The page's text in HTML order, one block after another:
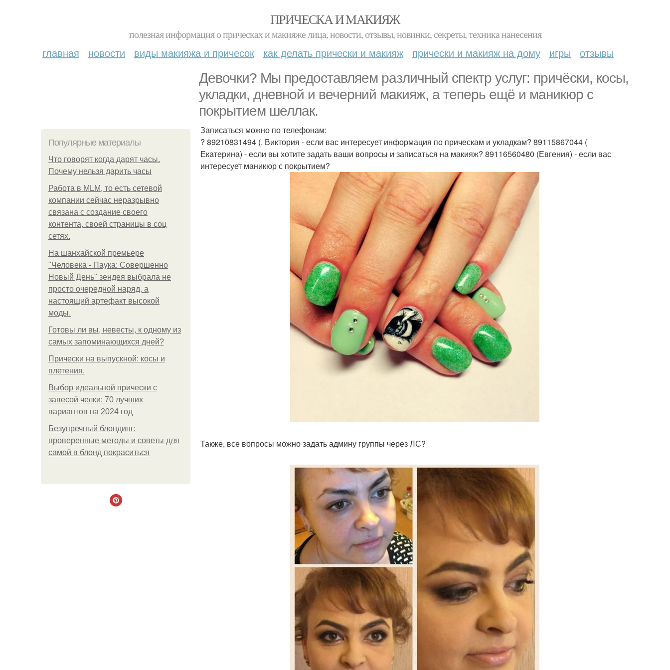
ПРИЧЕСКА И МАКИЯЖ
полезная информация о прическах и макияже лица, новости, отзывы, новинки, секреты, техника нанесения
главная новости виды макияжа и причесок как делать прически и макияж прически и макияж на дому игры отзывы
Девочки? Мы предоставляем различный спектр услуг: причёски, косы,
укладки, дневной и вечерний макияж, а теперь ещё и маникюр с
покрытием шеллак.
Популярные материалы
Что говорят когда дарят часы.
Почему нельзя дарить часы
Работа в MLM, то есть сетевой
компании сейчас неразрывно
связана с создание своего
контента, своей страницы в соц
сетях.
На шанхайской премьере
"Человека - Паука: Совершенно
Новый День" зендея выбрала не
просто очередной наряд, а
настоящий артефакт высокой
моды.
Готовы ли вы, невесты, к одному из
самых запоминающихся дней?
Прически на выпускной: косы и
плетения.
Выбор идеальной прически с
завесой челки: 70 лучших
вариантов на 2024 год
Безупречный блондинг:
проверенные методы и советы для
самой в блонд покраситься
Записаться можно по телефонам:
? 89210831494 (. Виктория - если вас интересует информация по прическам и укладкам? 89115867044 (
Екатерина) - если вы хотите задать ваши вопросы и записаться на макияж? 89116560480 (Евгения) - если вас
интересует маникюр с покрытием?
Также, все вопросы можно задать админу группы через ЛС?